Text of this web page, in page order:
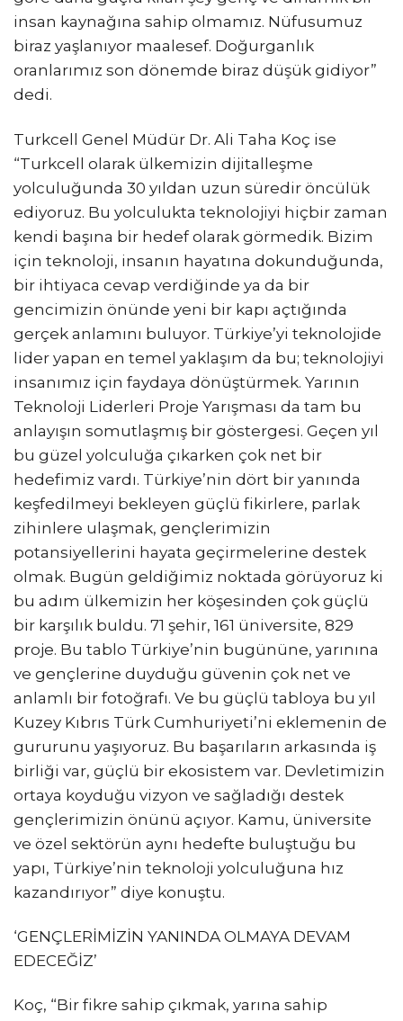
insan kaynağına sahip olmamız. Nüfusumuz
biraz yaşlanıyor maalesef. Doğurganlık
oranlarımız son dönemde biraz düşük gidiyor”
dedi.
Turkcell Genel Müdür Dr. Ali Taha Koç ise
“Turkcell olarak ülkemizin dijitalleşme
yolculuğunda 30 yıldan uzun süredir öncülük
ediyoruz. Bu yolculukta teknolojiyi hiçbir zaman
kendi başına bir hedef olarak görmedik. Bizim
için teknoloji, insanın hayatına dokunduğunda,
bir ihtiyaca cevap verdiğinde ya da bir
gencimizin önünde yeni bir kapı açtığında
gerçek anlamını buluyor. Türkiye’yi teknolojide
lider yapan en temel yaklaşım da bu; teknolojiyi
insanımız için faydaya dönüştürmek. Yarının
Teknoloji Liderleri Proje Yarışması da tam bu
anlayışın somutlaşmış bir göstergesi. Geçen yıl
bu güzel yolculuğa çıkarken çok net bir
hedefimiz vardı. Türkiye’nin dört bir yanında
keşfedilmeyi bekleyen güçlü fikirlere, parlak
zihinlere ulaşmak, gençlerimizin
potansiyellerini hayata geçirmelerine destek
olmak. Bugün geldiğimiz noktada görüyoruz ki
bu adım ülkemizin her köşesinden çok güçlü
bir karşılık buldu. 71 şehir, 161 üniversite, 829
proje. Bu tablo Türkiye’nin bugününe, yarınına
ve gençlerine duyduğu güvenin çok net ve
anlamlı bir fotoğrafı. Ve bu güçlü tabloya bu yıl
Kuzey Kıbrıs Türk Cumhuriyeti’ni eklemenin de
gururunu yaşıyoruz. Bu başarıların arkasında iş
birliği var, güçlü bir ekosistem var. Devletimizin
ortaya koyduğu vizyon ve sağladığı destek
gençlerimizin önünü açıyor. Kamu, üniversite
ve özel sektörün aynı hedefte buluştuğu bu
yapı, Türkiye’nin teknoloji yolculuğuna hız
kazandırıyor” diye konuştu.
‘GENÇLERİMİZİN YANINDA OLMAYA DEVAM
EDECEĞİZ’
Koç, “Bir fikre sahip çıkmak, yarına sahip